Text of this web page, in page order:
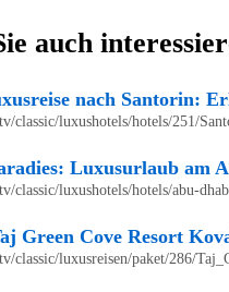
auch
nach Santorin:
classic/luxushotels/hotels/251/
Luxusurlaub am
classic/luxushotels/hotels/abu-
Green Cove Resort
classic/luxusreisen/paket/286/